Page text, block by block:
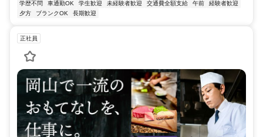
学歴不問
車通勤OK 学生歓迎 未経験者歓迎 交通費全額支給 午前
経験者歓迎
夕方
ブランクOK 長期歓迎
正社員